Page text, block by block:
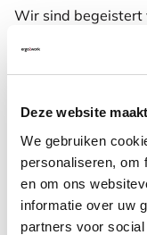
Deze website
We gebruiken
personaliseren, om
en om ons
informatie over uw
partners voor
Wir sind begeistert
Weitere
Häufig